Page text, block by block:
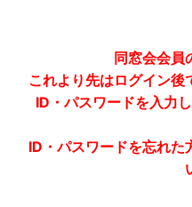
同窓会会員
これより先はログイン後
ID・パスワードを入力
ID・パスワードを忘れた